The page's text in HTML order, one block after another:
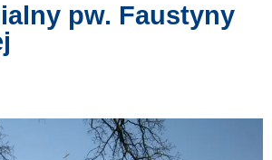
pw. Faustyny